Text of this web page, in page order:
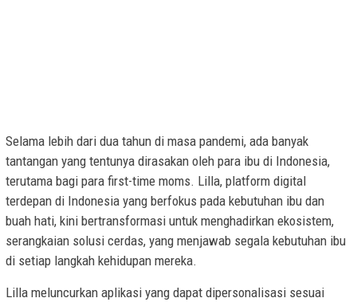
Selama lebih dari dua tahun di masa pandemi, ada banyak
tantangan yang tentunya dirasakan oleh para ibu di Indonesia,
terutama bagi para first-time moms. Lilla, platform digital
terdepan di Indonesia yang berfokus pada kebutuhan ibu dan
buah hati, kini bertransformasi untuk menghadirkan ekosistem,
serangkaian solusi cerdas, yang menjawab segala kebutuhan ibu
di setiap langkah kehidupan mereka.
Lilla meluncurkan aplikasi yang dapat dipersonalisasi sesuai